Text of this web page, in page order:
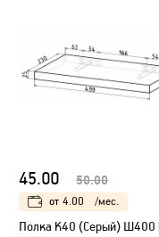
45.00 50.00
от 4.00 /мес.
Полка К40 (Серый) Ш400